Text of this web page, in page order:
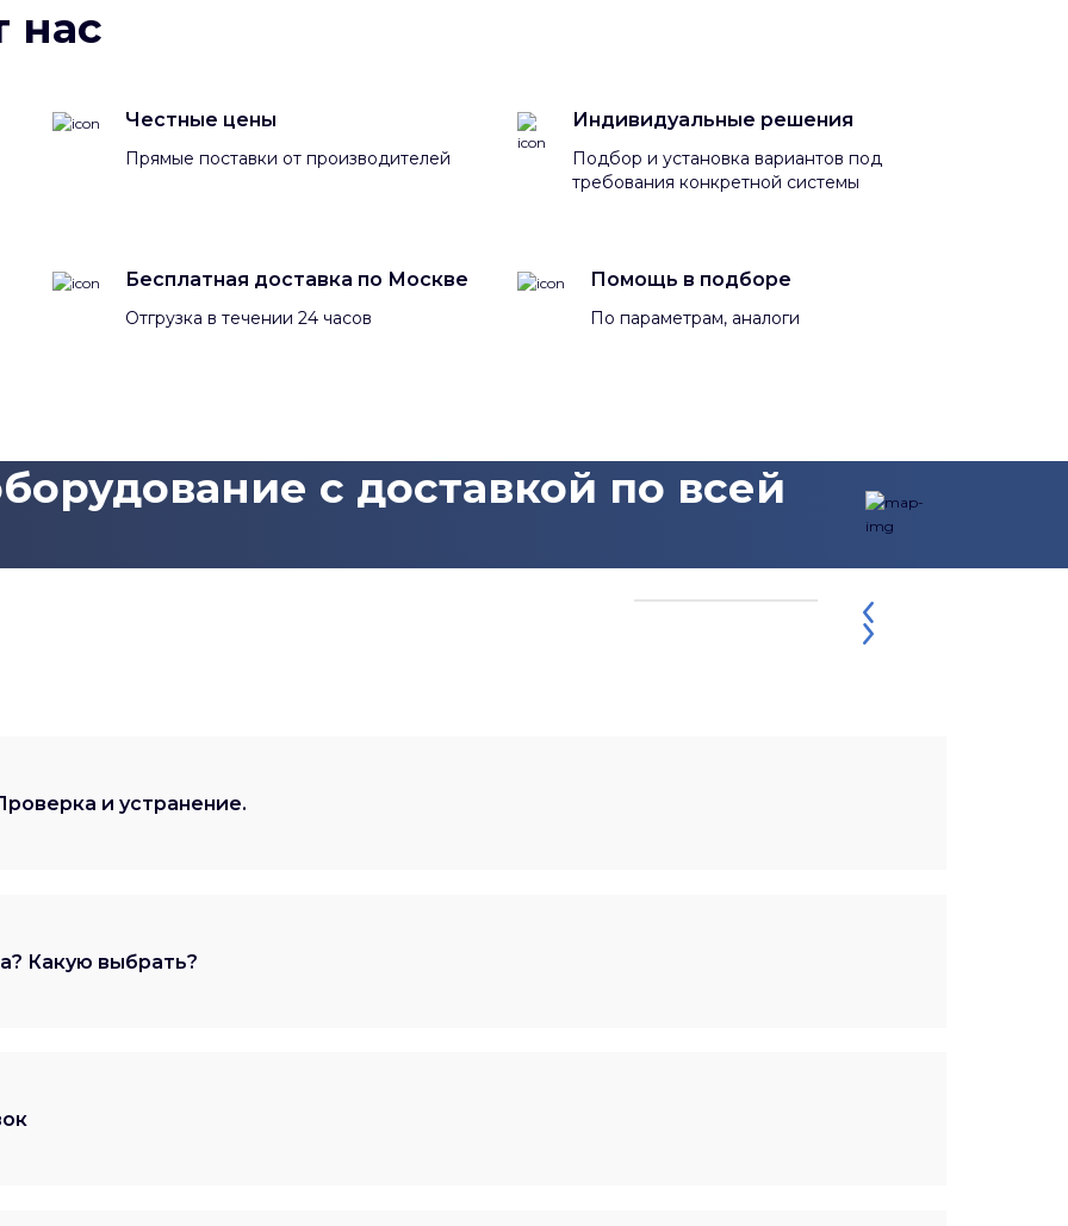
нас
Честные цены
Прямые поставки от производителей
Индивидуальные решения
Подбор и установка вариантов под
требования конкретной системы
Бесплатная доставка по Москве
Отгрузка в течении 24 часов
Помощь в подборе
По параметрам, аналоги
с доставкой по всей
и устранение.
Какую выбрать?